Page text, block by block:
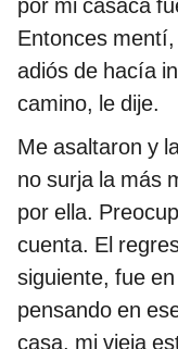
por mi casaca
Entonces
adiós de hacía
camino, le dije.
Me asaltaron y
no surja la más
por ella.
cuenta. El
siguiente, fue
pensando en
casa, mi vieja